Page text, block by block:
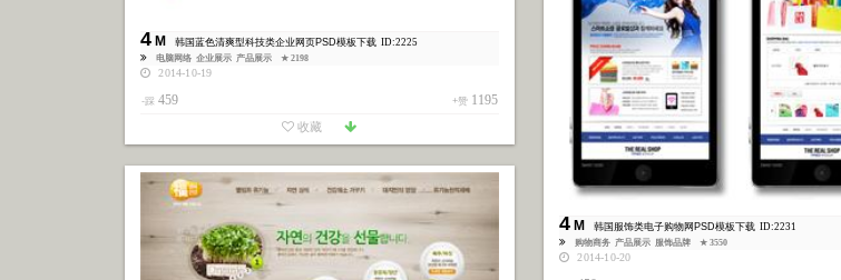
4M 韩国服饰类电子购物网PSD模板下载 ID:2231
购物商务 产品展示 服饰品牌 ★ 3550
2014-10-20
4M 韩国蓝色清爽型科技类企业网页PSD模板下载 ID:2225
电脑网络 企业展示 产品展示 ★ 2198
2014-10-19
-踩 459 +赞1195
收藏